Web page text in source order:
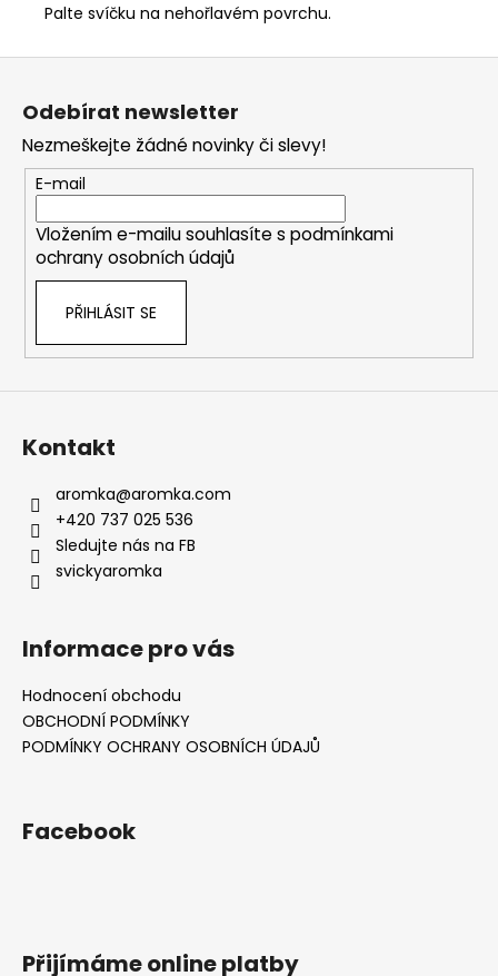
Palte svíčku na nehořlavém povrchu.
Z
Odebírat newsletter
Nezmeškejte žádné novinky či slevy!
E-mail
Vložením e-mailu souhlasíte s podmínkami
ochrany osobních údajů
PŘIHLÁSIT SE
Kontakt
aromka@aromka.com
+420 737 025 536
Sledujte nás na FB
svickyaromka
Informace pro vás
Hodnocení obchodu
OBCHODNÍ PODMÍNKY
PODMÍNKY OCHRANY OSOBNÍCH ÚDAJŮ
Facebook
Přijímáme online platby